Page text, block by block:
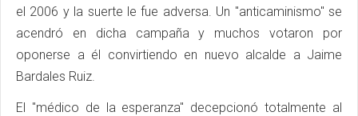
el 2006 y la suerte le fue adversa. Un "anticaminismo" se
acendró en dicha campaña y muchos votaron por
oponerse a él convirtiendo en nuevo alcalde a Jaime
Bardales Ruiz.
El "médico de la esperanza" decepcionó totalmente al